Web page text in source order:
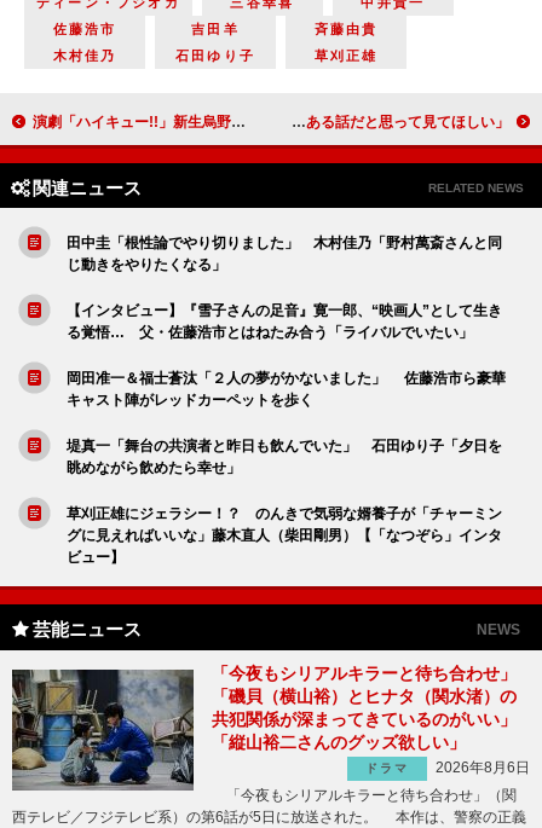
佐藤浩市
吉田羊
斉藤由貴
木村佳乃
石田ゆり子 草刈正雄
演劇「ハイキュー!!」新生烏野が始動 醍醐虎汰朗「僕が一から始めるんだという気持ち」 木村文乃、振り込め詐欺グループを追い詰める刑事役を熱演 「隣にある話だと思って見てほしい」
関連ニュース RELATED NEWS
田中圭「根性論でやり切りました」 木村佳乃「野村萬斎さんと同
じ動きをやりたくなる」
【インタビュー】『雪子さんの足音』寛一郎、“映画人”として生き
る覚悟… 父・佐藤浩市とはねたみ合う「ライバルでいたい」
岡田准一＆福士蒼汰「２人の夢がかないました」 佐藤浩市ら豪華
キャスト陣がレッドカーペットを歩く
堤真一「舞台の共演者と昨日も飲んでいた」 石田ゆり子「夕日を
眺めながら飲めたら幸せ」
草刈正雄にジェラシー！？ のんきで気弱な婿養子が「チャーミン
グに見えればいいな」藤木直人（柴田剛男）【「なつぞら」インタ
ビュー】
芸能ニュース NEWS
「今夜もシリアルキラーと待ち合わせ」
「磯貝（横山裕）とヒナタ（関水渚）の
共犯関係が深まってきているのがいい」
「縦山裕二さんのグッズ欲しい」
ドラマ
2026年8月6日
「今夜もシリアルキラーと待ち合わせ」（関
西テレビ／フジテレビ系）の第6話が5日に放送された。 本作は、警察の正義